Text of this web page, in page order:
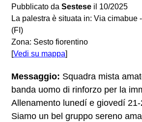
Pubblicato da Sestese il 10/2025
La palestra è situata in: Via cimabue
(FI)
Zona: Sesto fiorentino
[Vedi su mappa]
Messaggio: Squadra mista
banda uomo di rinforzo per la
Allenamento lunedí e giovedí 21-
Siamo un bel gruppo sereno